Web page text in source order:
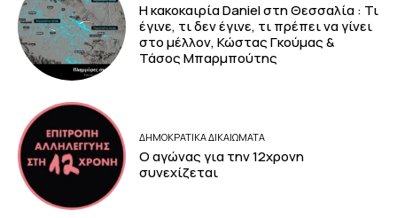
Η κακοκαιρία Daniel στη Θεσσαλία : Τι
έγινε, τι δεν έγινε, τι πρέπει να γίνει
στο μέλλον, Κώστας Γκούμας &
Τάσος Μπαρμπούτης
ΔΗΜΟΚΡΑΤΙΚΆ ΔΙΚΑΙΏΜΑΤΑ
Ο αγώνας για την 12χρονη
συνεχίζεται